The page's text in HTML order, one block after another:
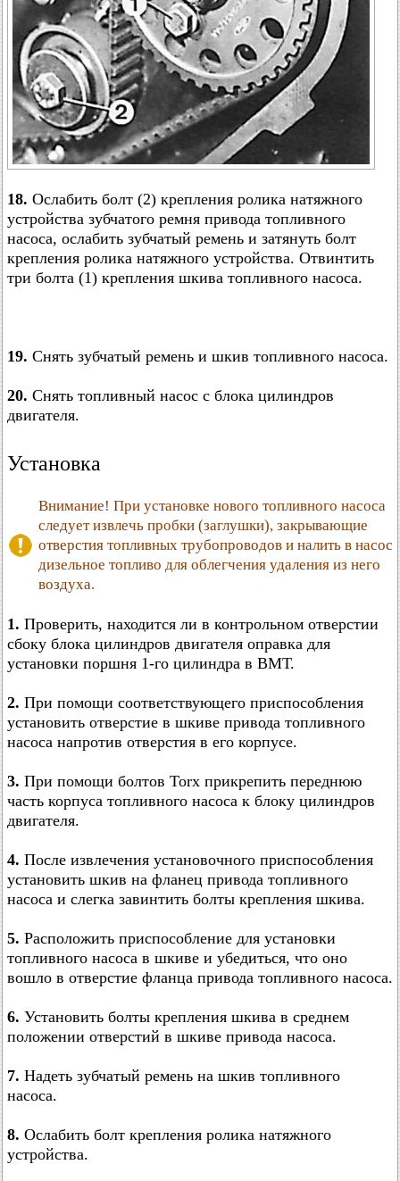
18. Ослабить болт (2) крепления ролика натяжного
устройства зубчатого ремня привода топливного
насоса, ослабить зубчатый ремень и затянуть болт
крепления ролика натяжного устройства. Отвинтить
три болта (1) крепления шкива топливного насоса.
19. Снять зубчатый ремень и шкив топливного насоса.
20. Снять топливный насос с блока цилиндров
двигателя.
Установка
Внимание! При установке нового топливного насоса
следует извлечь пробки (заглушки), закрывающие
отверстия топливных трубопроводов и налить в насос
дизельное топливо для облегчения удаления из него
воздуха.
1. Проверить, находится ли в контрольном отверстии
сбоку блока цилиндров двигателя оправка для
установки поршня 1-го цилиндра в ВМТ.
2. При помощи соответствующего приспособления
установить отверстие в шкиве привода топливного
насоса напротив отверстия в его корпусе.
3. При помощи болтов Torx прикрепить переднюю
часть корпуса топливного насоса к блоку цилиндров
двигателя.
4. После извлечения установочного приспособления
установить шкив на фланец привода топливного
насоса и слегка завинтить болты крепления шкива.
5. Расположить приспособление для установки
топливного насоса в шкиве и убедиться, что оно
вошло в отверстие фланца привода топливного насоса.
6. Установить болты крепления шкива в среднем
положении отверстий в шкиве привода насоса.
7. Надеть зубчатый ремень на шкив топливного
насоса.
8. Ослабить болт крепления ролика натяжного
устройства.